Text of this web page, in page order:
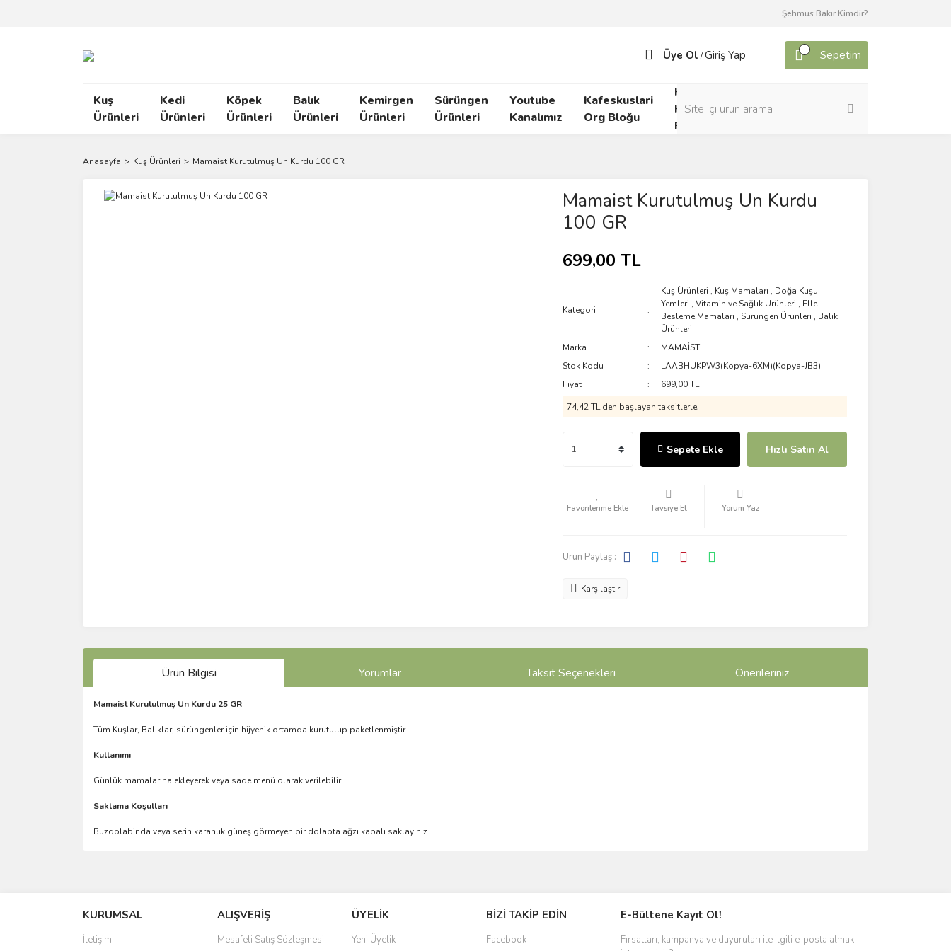
Şehmus Bakır Kimdir?
Üye Ol /Giriş Yap Sepetim
Kuş
Ürünleri
Kedi
Ürünleri
Köpek
Ürünleri
Balık
Ürünleri
Kemirgen
Ürünleri
Sürüngen
Ürünleri
Youtube
Kanalımız
Kafeskuslari
Org Bloğu
Kafes
Kuşları
Forumu
Yem
Anasayfa Kuş Ürünleri Mamaist Kurutulmuş Un Kurdu 100 GR
Mamaist Kurutulmuş Un Kurdu
100 GR
699,00 TL
Kategori
Kuş Ürünleri , Kuş Mamaları, Doğa Kuşu
Yemleri ,Vitamin ve Sağlık Ürünleri , Elle
Besleme Mamaları ,Sürüngen Ürünleri , Balık
Ürünleri
Marka
MAMAİST
Stok Kodu
LAABHUKPW3(Kopya-6XM)(Kopya-JB3)
Fiyat
699,00 TL
74,42 TL den başlayan taksitlerle!
Sepete Ekle Hızlı Satın Al
Tavsiye Et Yorum Yaz
Ürün Paylaş :
Karşılaştır
Ürün Bilgisi Yorumlar Taksit Seçenekleri Önerileriniz
Mamaist Kurutulmuş Un Kurdu 25 GR
Tüm Kuşlar, Balıklar, sürüngenler için hijyenik ortamda kurutulup paketlenmiştir.
Kullanımı
Günlük mamalarına ekleyerek veya sade menü olarak verilebilir
Saklama Koşulları
Buzdolabinda veya serin karanlık güneş görmeyen bir dolapta ağzı kapalı saklayınız
Ürün resmi kalitesiz, bozuk veya görüntülenemiyor.
Ürün açıklamasında eksik bilgiler bulunuyor.
KURUMSAL
İletişim
ALIŞVERİŞ
Mesafeli Satış Sözleşmesi
ÜYELİK
Yeni Üyelik
BİZİ TAKİP EDİN
Facebook
E-Bültene Kayıt Ol!
Fırsatları, kampanya ve duyuruları ile ilgili e-posta almak